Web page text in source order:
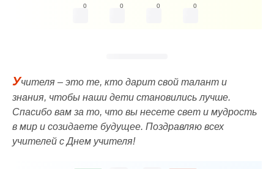
0 0 0 0
Учителя – это те, кто дарит свой талант и
знания, чтобы наши дети становились лучше.
Спасибо вам за то, что вы несете свет и мудрость
в мир и созидаете будущее. Поздравляю всех
учителей с Днем учителя!